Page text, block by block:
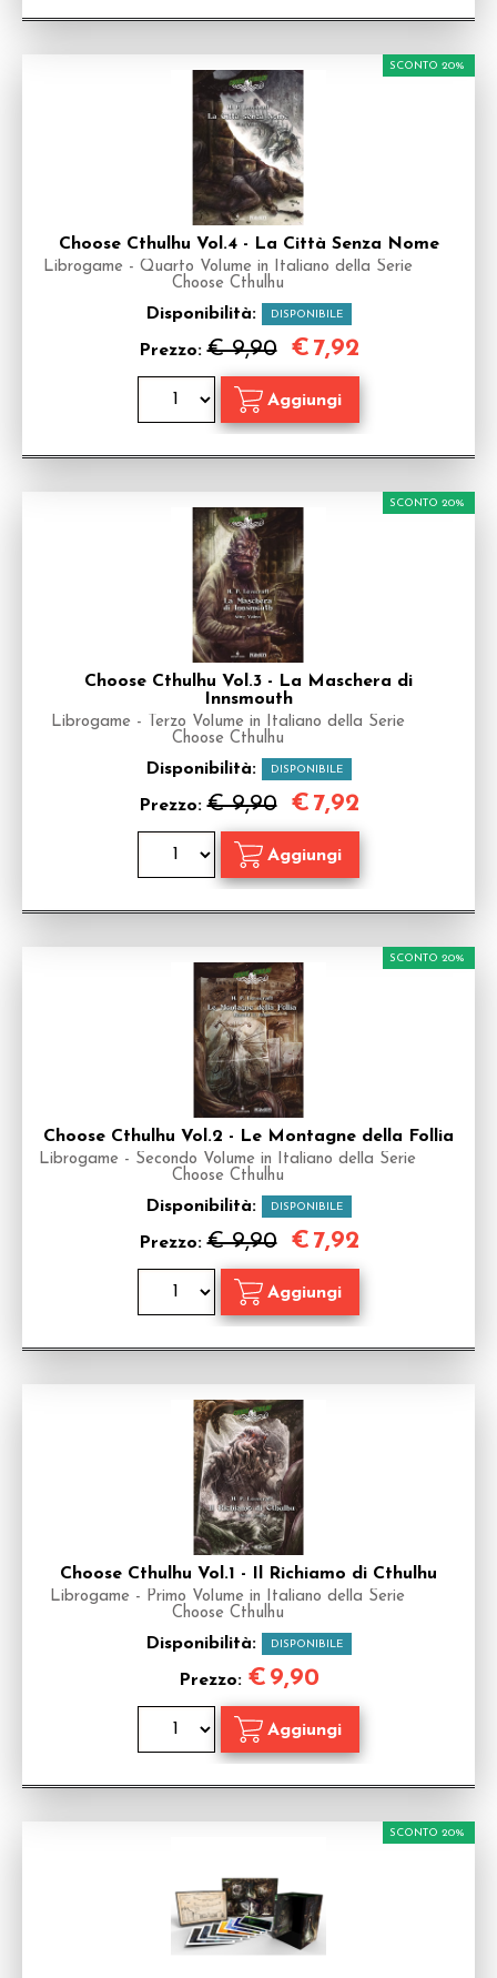
Choose Cthulhu Vol.4 - La Città Senza Nome
Librogame - Quarto Volume in Italiano della Serie
Choose Cthulhu
Disponibilità: DISPONIBILE
Prezzo:€ 9,90
SCONTO 20%
€ 7,92
Choose Cthulhu Vol.3 - La Maschera di
Innsmouth
Librogame - Terzo Volume in Italiano della Serie
Choose Cthulhu
Disponibilità: DISPONIBILE
Prezzo:€ 9,90
SCONTO 20%
€ 7,92
Choose Cthulhu Vol.2 - Le Montagne della Follia
Librogame - Secondo Volume in Italiano della Serie
Choose Cthulhu
Disponibilità: DISPONIBILE
Prezzo:€ 9,90
SCONTO 20%
€ 7,92
Choose Cthulhu Vol.1 - Il Richiamo di Cthulhu
Librogame - Primo Volume in Italiano della Serie
Choose Cthulhu
Disponibilità: DISPONIBILE
Prezzo: € 9,90
SCONTO 20%